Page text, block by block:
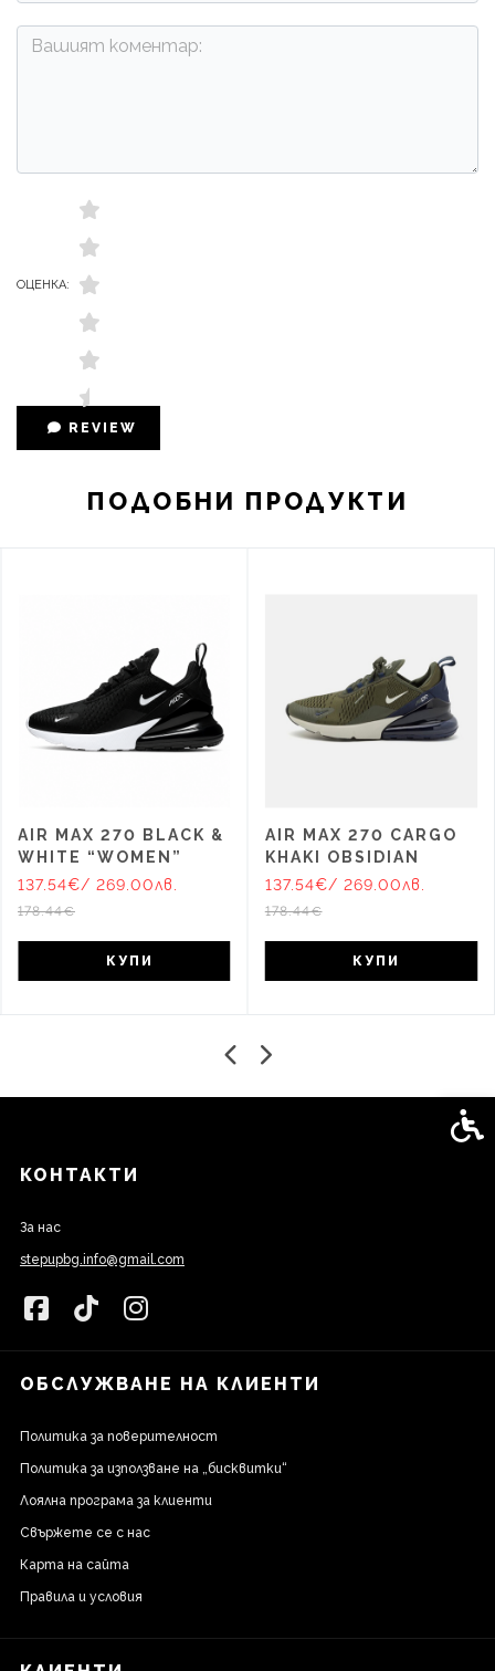
ОЦЕНКА:
REVIEW
ПОДОБНИ ПРОДУКТИ
AIR MAX 270 BLACK &
WHITE “WOMEN”
137.54€/ 269.00лв.
178.44€
КУПИ
AIR MAX 270 CARGO
KHAKI OBSIDIAN
137.54€/ 269.00лв.
178.44€
КУПИ
КОНТАКТИ
За нас
stepupbg.info@gmail.com
ОБСЛУЖВАНЕ НА КЛИЕНТИ
Политика за поверителност
Политика за използване на „бисквитки“
Лоялна програма за клиенти
Свържете се с нас
Карта на сайта
Правила и условия